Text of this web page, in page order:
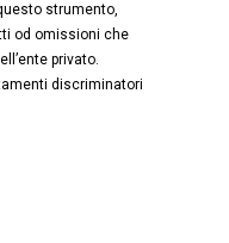
strumento,
od omissioni che
privato.
discriminatori